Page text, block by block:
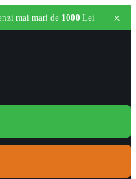
mai mari de 1000 Lei ×